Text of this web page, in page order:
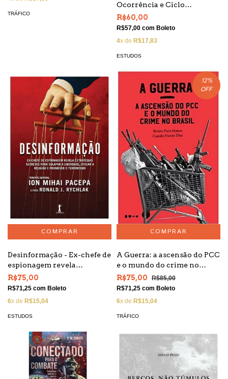
TRÁFICO
Ocorrência e Ciclo
Completo de Polícia
R$60,00
R$57,00 com Boleto
4x de R$17,83
ESTUDOS
Desinformação - Ex-chefe de
espionagem revela
estratégias secretas para
solapar a liberdade
R$75,00
R$71,25 com Boleto
6x de R$15,04
ESTUDOS
12%
OFF
A Guerra: a ascensão do PCC
e o mundo do crime no
Brasil
R$75,00
R$85,00
R$71,25 com Boleto
6x de R$15,04
TRÁFICO